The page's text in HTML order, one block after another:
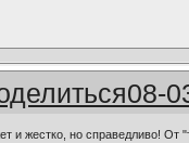
08-
и жестко, но справедливо! От